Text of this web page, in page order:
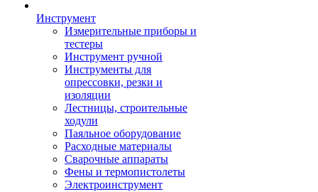
Инструмент
Измерительные приборы и
тестеры
Инструмент ручной
Инструменты для
опрессовки, резки и
изоляции
Лестницы, строительные
ходули
Паяльное оборудование
Расходные материалы
Сварочные аппараты
Фены и термопистолеты
Электроинструмент